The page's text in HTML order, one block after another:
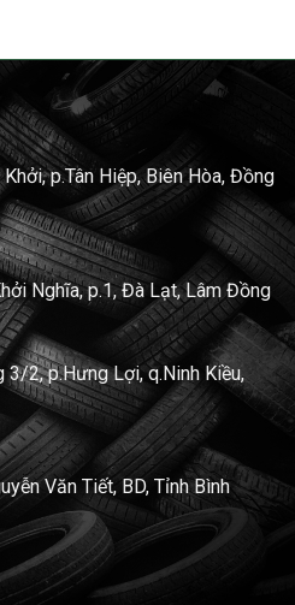
p.Tân Hiệp, Biên Hòa, Đồng
Nghĩa, p.1, Đà Lạt, Lâm Đồng
2, p.Hưng Lợi, q.Ninh Kiều,
Văn Tiết, BD, Tỉnh Bình